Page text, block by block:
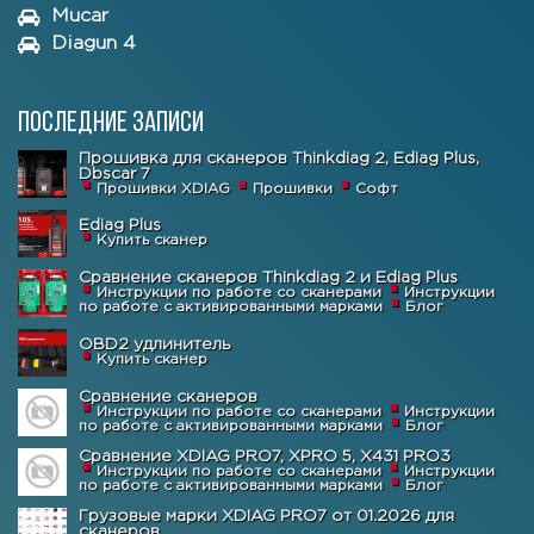
Mucar
Diagun 4
Последние записи
Прошивка для сканеров Thinkdiag 2, Ediag Plus,
Dbscar 7
Прошивки XDIAG Прошивки Софт
Ediag Plus
Купить сканер
Сравнение сканеров Thinkdiag 2 и Ediag Plus
Инструкции по работе со сканерами
Инструкции
по работе с активированными марками
Блог
OBD2 удлинитель
Купить сканер
Сравнение сканеров
Инструкции по работе со сканерами
Инструкции
по работе с активированными марками
Блог
Сравнение XDIAG PRO7, XPRO 5, X431 PRO3
Инструкции по работе со сканерами
Инструкции
по работе с активированными марками
Блог
Грузовые марки XDIAG PRO7 от 01.2026 для